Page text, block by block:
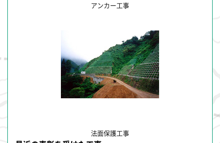
アンカー工事
法面保護工事